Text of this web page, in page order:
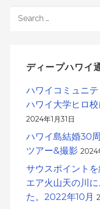
FOR:
ディープハワイ
ハワイコミュニ
ハワイ大学ヒロ校
2024年1月31日
ハワイ島結婚30
ツアー&撮影 2024
サウスポイント
エア火山天の川
た。2022年10月